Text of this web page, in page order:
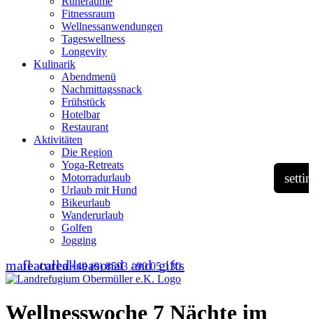
Fitnessraum
Wellness­anwendungen
Tageswellness
Longevity
Kulinarik
Abendmenü
Nachmittagssnack
Frühstück
Hotelbar
Restaurant
Aktivitäten
Die Region
Yoga-Retreats
Motorradurlaub
Urlaub mit Hund
Bikeurlaub
Wanderurlaub
Golfen
Jogging
mailfeatured_seasonal_and_gifts
callcall+49 (0) 8593 / 90 05 130
Wellnesswoche 7 Nächte im